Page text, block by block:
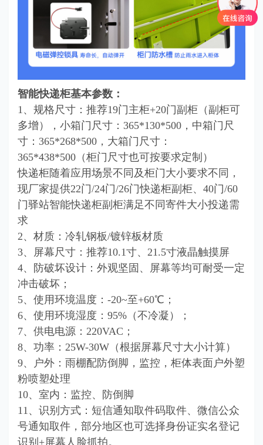
智能快递柜基本参数：
1、 规格尺寸：推荐19门主柜+20门副柜（副柜可
多增），小箱门尺寸：365*130*500，中箱门尺
寸：365*268*500，大箱门尺寸：
365*438*500（柜门尺寸也可按要求定制）
快递柜随着应用场景不同及柜门大小要求不同，
现厂家提供22门/24门/26门快递柜副柜、40门/60
门驿站智能快递柜副柜满足不同寄件大小投递需
求
2、 材质：冷轧钢板/镀锌板材质
3、 屏幕尺寸：推荐10.1寸、21.5寸液晶触摸屏
4、防破坏设计：外观坚固、屏幕等均可耐受一定
冲击破坏；
5、使用环境温度：-20~至+60℃；
6、使用环境湿度：95%（不冷凝）；
7、供电电源：220VAC；
8、功率：25W-30W（根据屏幕尺寸大小计算）
9、户外：雨棚配防倒脚，监控，柜体表面户外塑
粉喷塑处理
10、室内：监控、防倒脚
11、识别方式：短信通知取件码取件、微信公众
号通知取件，部分地区也可选择身份证实名登记
识别+屏幕人脸抓拍。